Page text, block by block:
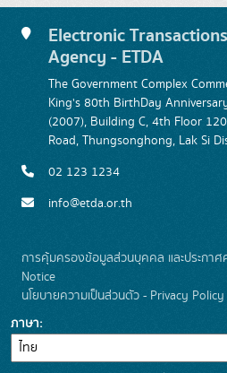
Electronic
Agency - ETDA
The Government Complex
King's 80th BirthDay
(2007), Building C, 4th Floor
Road, Thungsonghong, Lak Si
02 123 1234
info@etda.or.th
การคุ้มครองข้อมูลส่วนบุคคล และประกาศ
Notice
นโยบายความเป็นส่วนตัว - Privacy Policy
ภาษา